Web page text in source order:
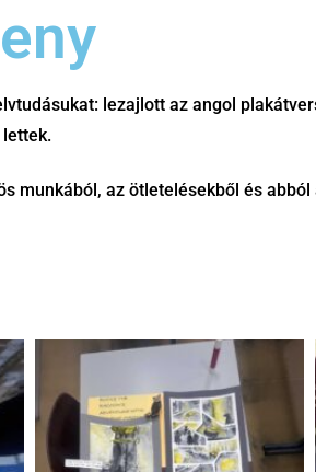
lezajlott az angol
munkából, az ötletelésekből és